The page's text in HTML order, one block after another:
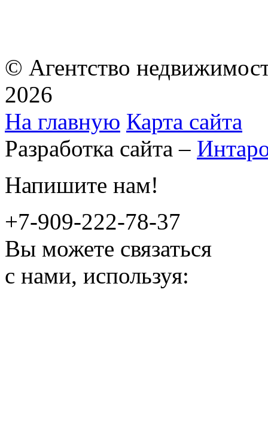
© Агентство
2026
На главную Карта сайта
Разработка сайта –
Напишите нам!
+7-909-222-78-37
Вы можете связаться
с нами, используя: